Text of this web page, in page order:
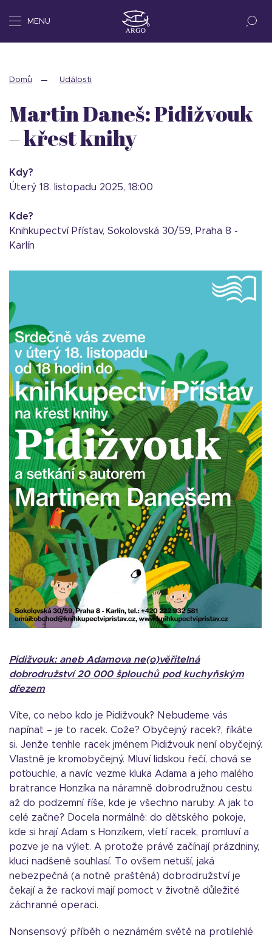
MENU
Domů Události
Martin Daneš: Pidižvouk
– křest knihy
Kdy?
úterý 18. listopadu 2025, 18:00
Kde?
Knihkupectví Přístav, Sokolovská 30/59, Praha 8 -
Karlín
Pidižvouk: aneb Adamova ne(o)věřitelná
dobrodružství 20 000 šplouchů pod kuchyňským
dřezem
Víte, co nebo kdo je Pidižvouk? Nebudeme vás
napínat – je to racek. Cože? Obyčejný racek?, říkáte
si. Jenže tenhle racek jménem Pidižvouk není obyčejný.
Vlastně je kromobyčejný. Mluví lidskou řečí, chová se
poťouchle, a navíc vezme kluka Adama a jeho malého
bratrance Honzíka na náramně dobrodružnou cestu
až do podzemní říše, kde je všechno naruby. A jak to
celé začne? Docela normálně: do dětského pokoje,
kde si hrají Adam s Honzíkem, vletí racek, promluví a
pozve je na výlet. A protože právě začínají prázdniny,
kluci nadšeně souhlasí. To ovšem netuší, jaká
nebezpečná (a notně praštěná) dobrodružství je
čekají a že rackovi mají pomoct v životně důležité
záchranné operaci.
Nonsensový příběh o neznámém světě na protilehlé